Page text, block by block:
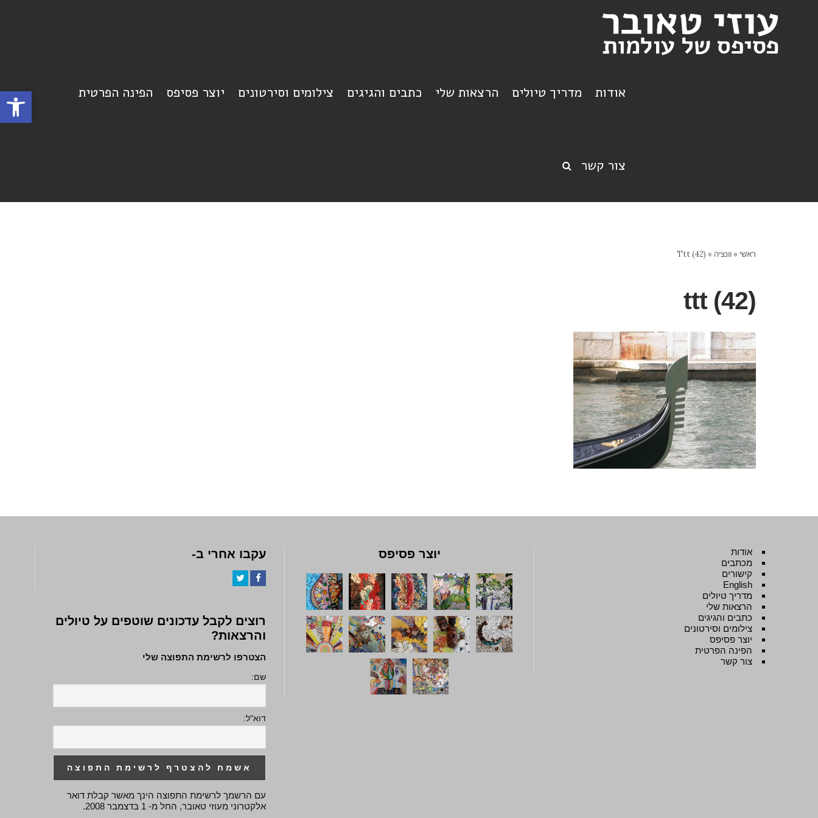
פתח אודות מדריך טיולים הרצאות שלי כתבים והגיגים צילומים וסירטונים יוצר פסיפס הפינה הפרטית
צור קשר
ראשי »וונציה »
Ttt (42)
ttt (42)
אודות
מכתבים
קישורים
English
מדריך טיולים
הרצאות שלי
כתבים והגיגים
צילומים וסירטונים
יוצר פסיפס
הפינה הפרטית
צור קשר
יוצר פסיפס עקבו אחרי ב-
רוצים לקבל עדכונים שוטפים על טיולים
והרצאות?
הצטרפו לרשימת התפוצה שלי
שם:
דוא"ל:
עם הרשמך לרשימת התפוצה הינך מאשר קבלת דואר
אלקטרוני מעוזי טאובר, החל מ- 1 בדצמבר 2008.